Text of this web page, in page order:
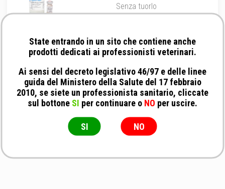
Senza tuorlo
Minitube - Cushion Fluid per centrifugazione
seme equino
100 ml
State entrando in un sito che contiene anche
prodotti dedicati ai professionisti veterinari.
Ai sensi del decreto legislativo 46/97 e delle linee
guida del Ministero della Salute del 17 febbraio
2010, se siete un professionista sanitario, cliccate
sul bottone SI per continuare o NO per uscire.
SI NO